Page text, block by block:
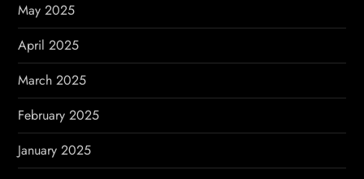
May 2025
April 2025
March 2025
February 2025
January 2025